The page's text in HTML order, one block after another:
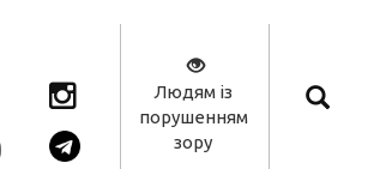
Людям із
порушенням
зору